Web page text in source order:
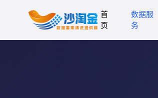
首
页
数据服
务